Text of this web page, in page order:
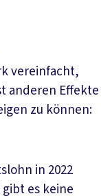
vereinfacht,
anderen Effekte
zu können:
in 2022
gibt es keine